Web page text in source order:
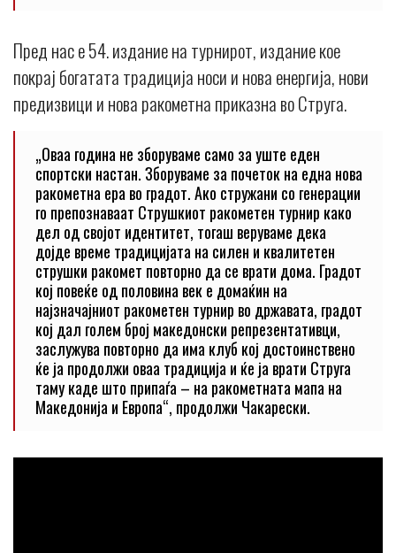
Пред нас е 54. издание на турнирот, издание кое
покрај богатата традиција носи и нова енергија, нови
предизвици и нова ракометна приказна во Струга.
„Оваа година не зборуваме само за уште еден
спортски настан. Зборуваме за почеток на една нова
ракометна ера во градот. Ако стружани со генерации
го препознаваат Струшкиот ракометен турнир како
дел од својот идентитет, тогаш веруваме дека
дојде време традицијата на силен и квалитетен
струшки ракомет повторно да се врати дома. Градот
кој повеќе од половина век е домаќин на
најзначајниот ракометен турнир во државата, градот
кој дал голем број македонски репрезентативци,
заслужува повторно да има клуб кој достоинствено
ќе ја продолжи оваа традиција и ќе ја врати Струга
таму каде што припаѓа – на ракометната мапа на
Македонија и Европа“, продолжи Чакарески.